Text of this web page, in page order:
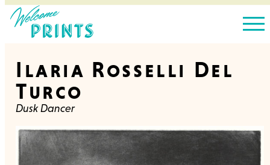
Ilaria Rosselli Del
Turco
Dusk Dancer